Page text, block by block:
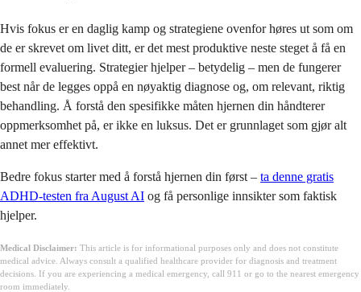
Hvis fokus er en daglig kamp og strategiene ovenfor høres ut som om
de er skrevet om livet ditt, er det mest produktive neste steget å få en
formell evaluering. Strategier hjelper – betydelig – men de fungerer
best når de legges oppå en nøyaktig diagnose og, om relevant, riktig
behandling. Å forstå den spesifikke måten hjernen din håndterer
oppmerksomhet på, er ikke en luksus. Det er grunnlaget som gjør alt
annet mer effektivt.
Bedre fokus starter med å forstå hjernen din først – ta denne gratis
ADHD-testen fra August AI og få personlige innsikter som faktisk
hjelper.
Medical Disclaimer: This article is for informational purposes only and does not constitute
medical advice. Always consult a qualified healthcare provider for diagnosis and treatment
decisions. If you are experiencing a medical emergency, call 911 or go to the nearest emergency
room immediately.